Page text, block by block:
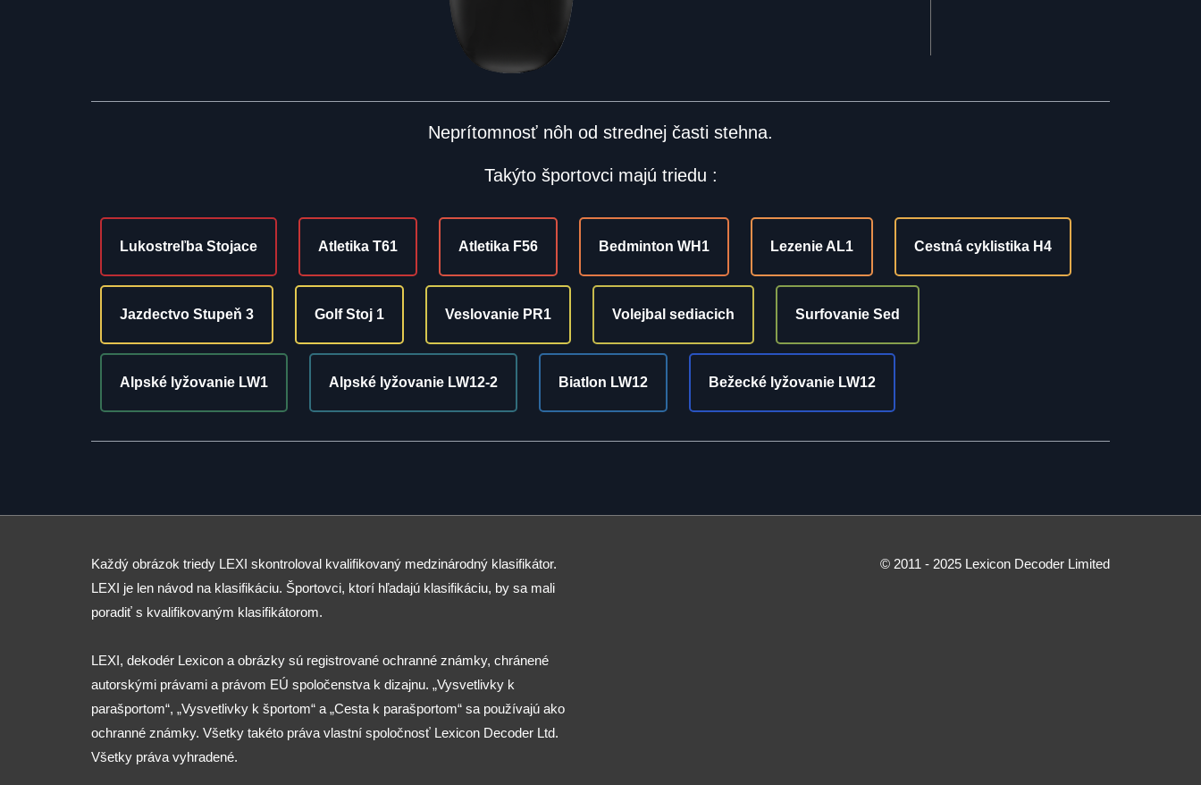
Neprítomnosť nôh od strednej časti stehna.
Takýto športovci majú triedu :
Lukostreľba Stojace Atletika T61 Atletika F56 Bedminton WH1 Lezenie AL1 Cestná cyklistika H4
Jazdectvo Stupeň 3 Golf Stoj 1 Veslovanie PR1 Volejbal sediacich Surfovanie Sed
Alpské lyžovanie LW1 Alpské lyžovanie LW12-2 Biatlon LW12 Bežecké lyžovanie LW12
Každý obrázok triedy LEXI skontroloval kvalifikovaný medzinárodný klasifikátor.
LEXI je len návod na klasifikáciu. Športovci, ktorí hľadajú klasifikáciu, by sa mali
poradiť s kvalifikovaným klasifikátorom.
LEXI, dekodér Lexicon a obrázky sú registrované ochranné známky, chránené
autorskými právami a právom EÚ spoločenstva k dizajnu. „Vysvetlivky k
parašportom“, „Vysvetlivky k športom“ a „Cesta k parašportom“ sa používajú ako
ochranné známky. Všetky takéto práva vlastní spoločnosť Lexicon Decoder Ltd.
Všetky práva vyhradené.
© 2011 - 2025 Lexicon Decoder Limited